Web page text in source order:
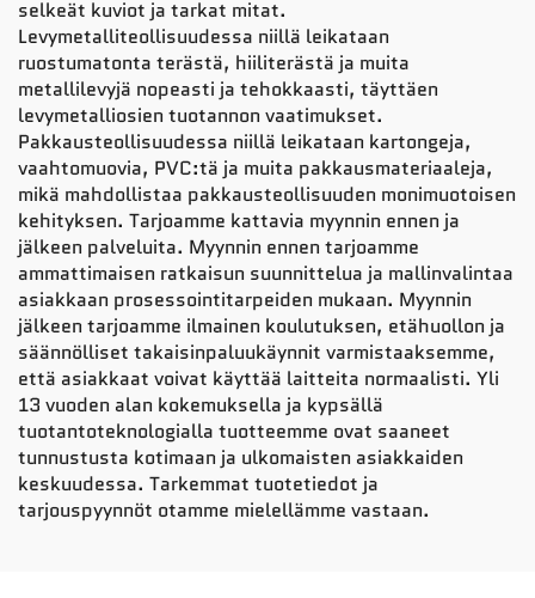
selkeät kuviot ja tarkat mitat.
Levymetalliteollisuudessa niillä leikataan
ruostumatonta terästä, hiiliterästä ja muita
metallilevyjä nopeasti ja tehokkaasti, täyttäen
levymetalliosien tuotannon vaatimukset.
Pakkausteollisuudessa niillä leikataan kartongeja,
vaahtomuovia, PVC:tä ja muita pakkausmateriaaleja,
mikä mahdollistaa pakkausteollisuuden monimuotoisen
kehityksen. Tarjoamme kattavia myynnin ennen ja
jälkeen palveluita. Myynnin ennen tarjoamme
ammattimaisen ratkaisun suunnittelua ja mallinvalintaa
asiakkaan prosessointitarpeiden mukaan. Myynnin
jälkeen tarjoamme ilmainen koulutuksen, etähuollon ja
säännölliset takaisinpaluukäynnit varmistaaksemme,
että asiakkaat voivat käyttää laitteita normaalisti. Yli
13 vuoden alan kokemuksella ja kypsällä
tuotantoteknologialla tuotteemme ovat saaneet
tunnustusta kotimaan ja ulkomaisten asiakkaiden
keskuudessa. Tarkemmat tuotetiedot ja
tarjouspyynnöt otamme mielellämme vastaan.